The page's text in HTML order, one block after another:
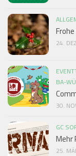
24.
BA-WÜ
30.
GC
Mehr
25.